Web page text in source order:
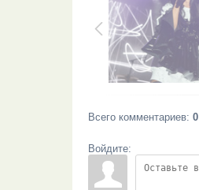
Всего комментариев: 0
Войдите: